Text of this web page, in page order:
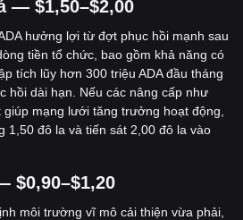
— $1,50–$2,00
hưởng lợi từ đợt phục hồi mạnh sau
tiền tổ chức, bao gồm khả năng có
tích lũy hơn 300 triệu ADA đầu tháng
hồi dài hạn. Nếu các nâng cấp như
mạng lưới tăng trưởng hoạt động,
1,50 đô la và tiến sát 2,00 đô la vào
$0,90–$1,20
môi trường vĩ mô cải thiện vừa phải,